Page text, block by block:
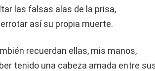
las falsas alas de la prisa,
así su propia muerte.
recuerdan ellas, mis manos,
tenido una cabeza amada entre